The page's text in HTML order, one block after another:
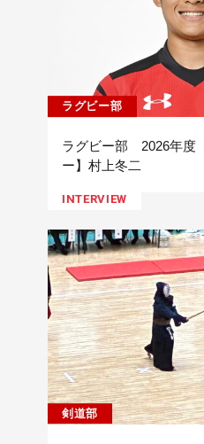
ラグビー部
ラグビー部 2026年度
ー】村上冬二
INTERVIEW
剣道部